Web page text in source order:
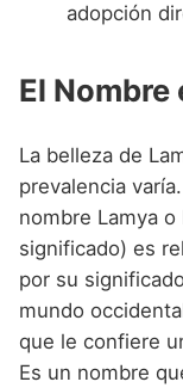
adopción
El Nombre
La belleza de
prevalencia
nombre Lamya
significado) es
por su
mundo
que le confiere
Es un nombre